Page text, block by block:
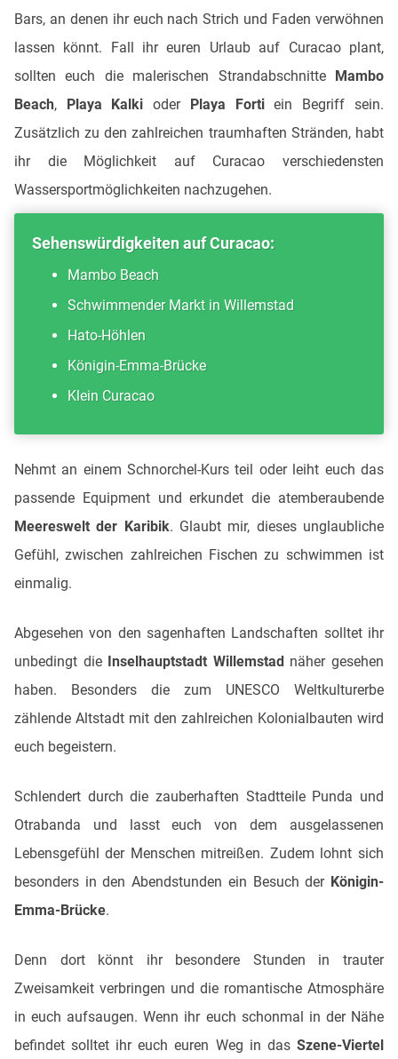
Bars, an denen ihr euch nach Strich und Faden verwöhnen
lassen könnt. Fall ihr euren Urlaub auf Curacao plant,
sollten euch die malerischen Strandabschnitte Mambo
Beach, Playa Kalkioder Playa Fortiein Begriff sein.
Zusätzlich zu den zahlreichen traumhaften Stränden, habt
ihr die Möglichkeit auf Curacao verschiedensten
Wassersportmöglichkeiten nachzugehen.
Sehenswürdigkeiten auf Curacao:
Mambo Beach
Schwimmender Markt in Willemstad
Hato-Höhlen
Königin-Emma-Brücke
Klein Curacao
Nehmt an einem Schnorchel-Kurs teil oder leiht euch das
passende Equipment und erkundet die atemberaubende
Meereswelt der Karibik. Glaubt mir, dieses unglaubliche
Gefühl, zwischen zahlreichen Fischen zu schwimmen ist
einmalig.
Abgesehen von den sagenhaften Landschaften solltet ihr
unbedingt die Inselhauptstadt Willemstadnäher gesehen
haben. Besonders die zum UNESCO Weltkulturerbe
zählende Altstadt mit den zahlreichen Kolonialbauten wird
euch begeistern.
Schlendert durch die zauberhaften Stadtteile Punda und
Otrabanda und lasst euch von dem ausgelassenen
Lebensgefühl der Menschen mitreißen. Zudem lohnt sich
besonders in den Abendstunden ein Besuch der Königin-
Emma-Brücke.
Denn dort könnt ihr besondere Stunden in trauter
Zweisamkeit verbringen und die romantische Atmosphäre
in euch aufsaugen. Wenn ihr euch schonmal in der Nähe
befindet solltet ihr euch euren Weg in das Szene-Viertel